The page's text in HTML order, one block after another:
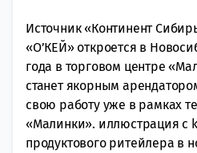
Источник «Континент
«О’КЕЙ» откроется в
года в торговом центре
станет якорным
свою работу уже в рамках
«Малинки». иллюстрация с
продуктового ритейлера в